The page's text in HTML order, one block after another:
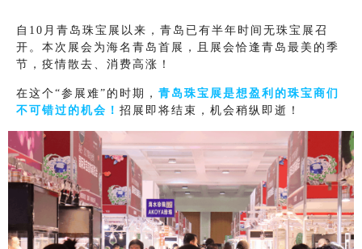
自10月青岛珠宝展以来，青岛已有半年时间无珠宝展召
开。本次展会为海名青岛首展，且展会恰逢青岛最美的季
节，疫情散去、消费高涨！
在这个“参展难”的时期， 青岛珠宝展是想盈利的珠宝商们
不可错过的机会！ 招展即将结束，机会稍纵即逝！